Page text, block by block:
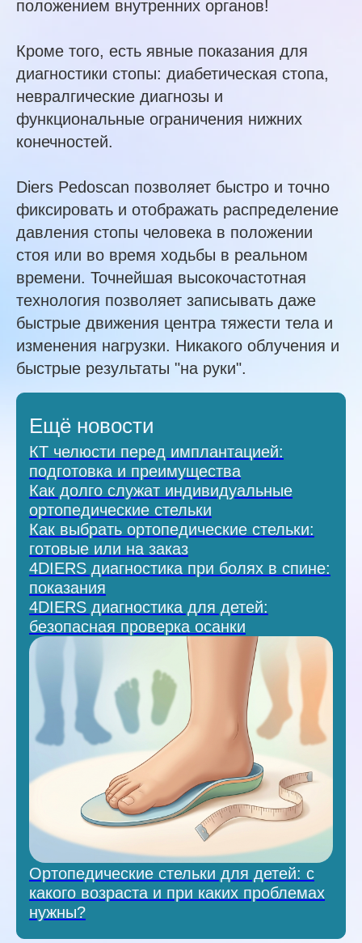
положением внутренних органов!
Кроме того, есть явные показания для
диагностики стопы: диабетическая стопа,
невралгические диагнозы и
функциональные ограничения нижних
конечностей.
Diers Pedoscan позволяет быстро и точно
фиксировать и отображать распределение
давления стопы человека в положении
стоя или во время ходьбы в реальном
времени. Точнейшая высокочастотная
технология позволяет записывать даже
быстрые движения центра тяжести тела и
изменения нагрузки. Никакого облучения и
быстрые результаты "на руки".
Ещё новости
КТ челюсти перед имплантацией:
подготовка и преимущества
Как долго служат индивидуальные
ортопедические стельки
Как выбрать ортопедические стельки:
готовые или на заказ
4DIERS диагностика при болях в спине:
показания
4DIERS диагностика для детей:
безопасная проверка осанки
Ортопедические стельки для детей: с
какого возраста и при каких проблемах
нужны?